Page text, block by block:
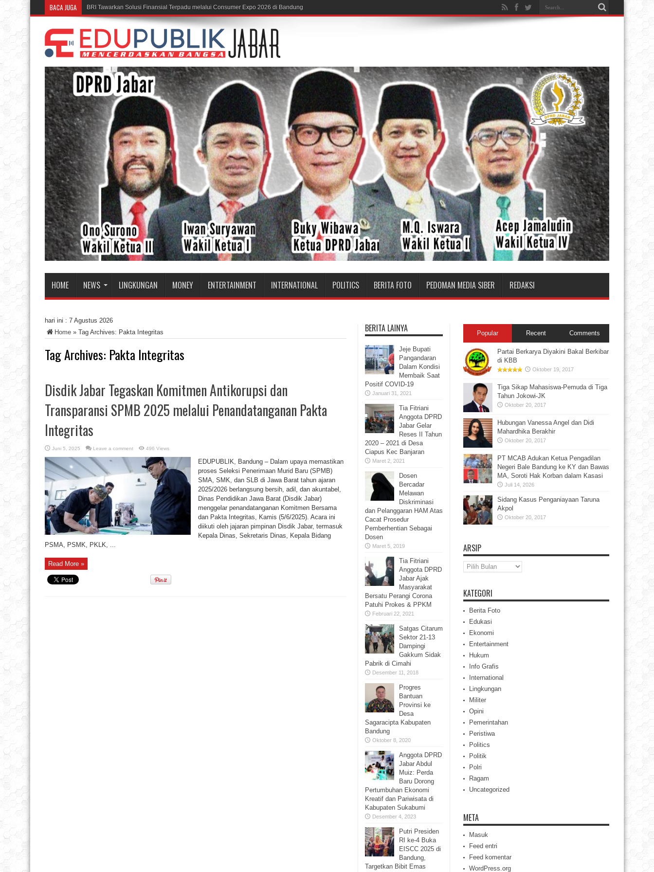
BACA JUGA BRI Tawarkan Solusi Finansial Terpadu melalui Consumer Expo 2026 di Bandung
HOME NEWS LINGKUNGAN MONEY ENTERTAINMENT INTERNATIONAL POLITICS BERITA FOTO PEDOMAN MEDIA SIBER REDAKSI
hari ini : 7 Agustus 2026
Home » Tag Archives: Pakta Integritas
Tag Archives: Pakta Integritas
Disdik Jabar Tegaskan Komitmen Antikorupsi dan
Transparansi SPMB 2025 melalui Penandatanganan Pakta
Integritas
Juni 5, 2025 Leave a comment 496 Views
EDUPUBLIK, Bandung – Dalam upaya memastikan
proses Seleksi Penerimaan Murid Baru (SPMB)
SMA, SMK, dan SLB di Jawa Barat tahun ajaran
2025/2026 berlangsung bersih, adil, dan akuntabel,
Dinas Pendidikan Jawa Barat (Disdik Jabar)
menggelar penandatanganan Komitmen Bersama
dan Pakta Integritas, Kamis (5/6/2025). Acara ini
diikuti oleh jajaran pimpinan Disdik Jabar, termasuk
Kepala Dinas, Sekretaris Dinas, Kepala Bidang
PSMA, PSMK, PKLK, ...
Read More »
BERITA LAINYA
Jeje Bupati
Pangandaran
Dalam Kondisi
Membaik Saat
Positif COVID-19
Januari 31, 2021
Tia Fitriani
Anggota DPRD
Jabar Gelar
Reses II Tahun
2020 – 2021 di Desa
Ciapus Kec Banjaran
Maret 2, 2021
Dosen
Bercadar
Melawan
Diskriminasi
dan Pelanggaran HAM Atas
Cacat Prosedur
Pemberhentian Sebagai
Dosen
Maret 5, 2019
Tia Fitriani
Anggota DPRD
Jabar Ajak
Masyarakat
Bersatu Perangi Corona
Patuhi Prokes & PPKM
Februari 22, 2021
Satgas Citarum
Sektor 21-13
Dampingi
Gakkum Sidak
Pabrik di Cimahi
Desember 11, 2018
Progres
Bantuan
Provinsi ke
Desa
Sagaracipta Kabupaten
Bandung
Oktober 8, 2020
Anggota DPRD
Jabar Abdul
Muiz: Perda
Baru Dorong
Pertumbuhan Ekonomi
Kreatif dan Pariwisata di
Kabupaten Sukabumi
Desember 4, 2023
Putri Presiden
RI ke-4 Buka
EISCC 2025 di
Bandung,
Targetkan Bibit Emas
Popular Recent Comments
Partai Berkarya Diyakini Bakal Berkibar
di KBB
Oktober 19, 2017
Tiga Sikap Mahasiswa-Pemuda di Tiga
Tahun Jokowi-JK
Oktober 20, 2017
Hubungan Vanessa Angel dan Didi
Mahardhika Berakhir
Oktober 20, 2017
PT MCAB Adukan Ketua Pengadilan
Negeri Bale Bandung ke KY dan Bawas
MA, Soroti Hak Korban dalam Kasasi
Juli 14, 2026
Sidang Kasus Penganiayaan Taruna
Akpol
Oktober 20, 2017
ARSIP
Arsip
KATEGORI
Berita Foto
Edukasi
Ekonomi
Entertainment
Hukum
Info Grafis
International
Lingkungan
Militer
Opini
Pemerintahan
Peristiwa
Politics
Politik
Polri
Ragam
Uncategorized
META
Masuk
Feed entri
Feed komentar
WordPress.org